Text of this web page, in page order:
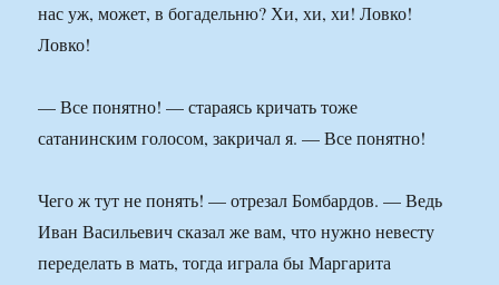
нас уж, может, в богадельню? Хи, хи, хи! Ловко!
Ловко!
— Все понятно! — стараясь кричать тоже
сатанинским голосом, закричал я. — Все понятно!
Чего ж тут не понять! — отрезал Бомбардов. — Ведь
Иван Васильевич сказал же вам, что нужно невесту
переделать в мать, тогда играла бы Маргарита